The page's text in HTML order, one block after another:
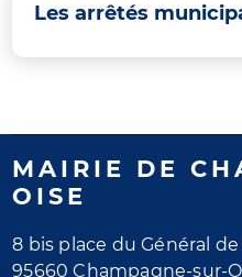
Les arrêtés
MAIRIE DE
OISE
8 bis place du Général de
95660 Champagne-sur-